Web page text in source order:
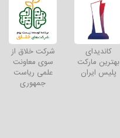
کاندیدای
بهترین مارکت
پلیس ایران
شرکت خلاق از
سوی معاونت
علمی ریاست
جمهوری